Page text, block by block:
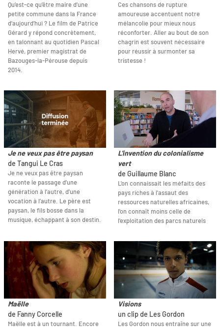
Qu’est-ce qu’être maire d’une
petite commune dans la France
d’aujourd’hui ? Le film de Patrice
Gérard y répond concrètement,
en talonnant au quotidien Pascal
Hervé, premier magistrat de
Bazouges-la-Pérouse depuis
2014.
Ces chansons de rupture
amoureuse accentuent notre
mélancolie pour mieux nous
réconforter. Aller au bout de son
chagrin est souvent nécessaire
pour réussir à surmonter sa
tristesse !
Je ne veux pas être paysan
de Tangui Le Cras
Je ne veux pas être paysan
raconte le passage d’une
génération à l’autre, d’une
vocation à l’autre. Le père est
paysan, le fils bosse dans la
musique, échappant à son destin.
L'invention du colonialisme
vert
de Guillaume Blanc
L'on connaissait les méfaits des
pays riches à l'assaut des
ressources naturelles africaines,
l'on connaît moins celle de
l'exploitation des parcs naturels
Maëlle
de Fanny Corcelle
Maëlle est à un tournant. Encore
Visions
un clip de Les Gordon
Les Gordon nous entraîne sur une